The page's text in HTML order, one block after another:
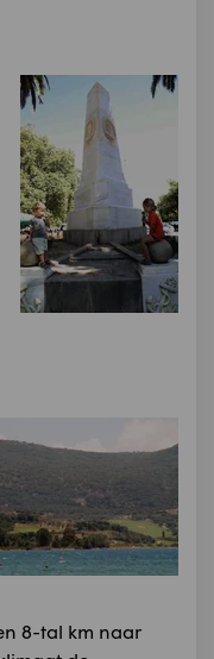
8-tal km naar